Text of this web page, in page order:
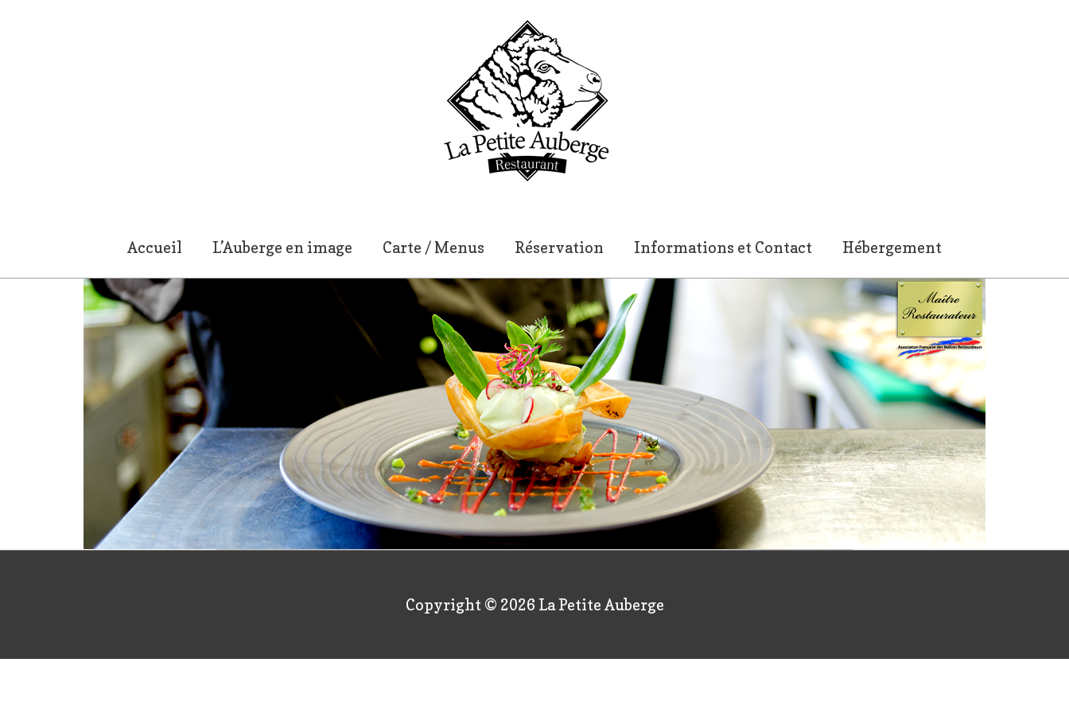
Accueil L’Auberge en image Carte / Menus Réservation Informations et Contact Hébergement
Copyright © 2026 La Petite Auberge